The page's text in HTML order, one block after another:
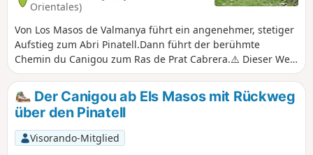
Orientales)
Von Los Masos de Valmanya führt ein angenehmer, stetiger
Aufstieg zum Abri Pinatell.Dann führt der berühmte
Chemin du Canigou zum Ras de Prat Cabrera.⚠️ Dieser Weg
ist nur bei Schneefreiheit und ohne Glatteis begehbar
(¹)Von diesem schönen Ort aus führt der steile Abstieg
durch den Bosc de Patriques zurück nach Los Masos.
Der Canigou ab Els Masos mit Rückweg
über den Pinatell
Visorando-Mitglied